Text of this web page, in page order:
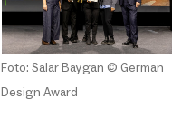
Foto: Salar Baygan © German
Design Award